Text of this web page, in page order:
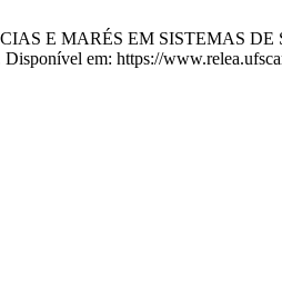
E MARÉS EM SISTEMAS DE
em: https://